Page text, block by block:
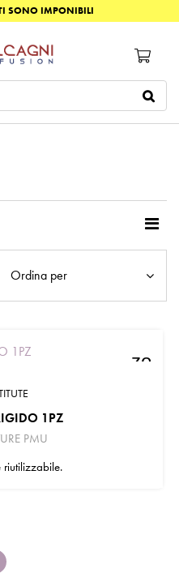
SONO IMPONIBILI
Ordina per
1PZ
PMU
riutilizzabile.